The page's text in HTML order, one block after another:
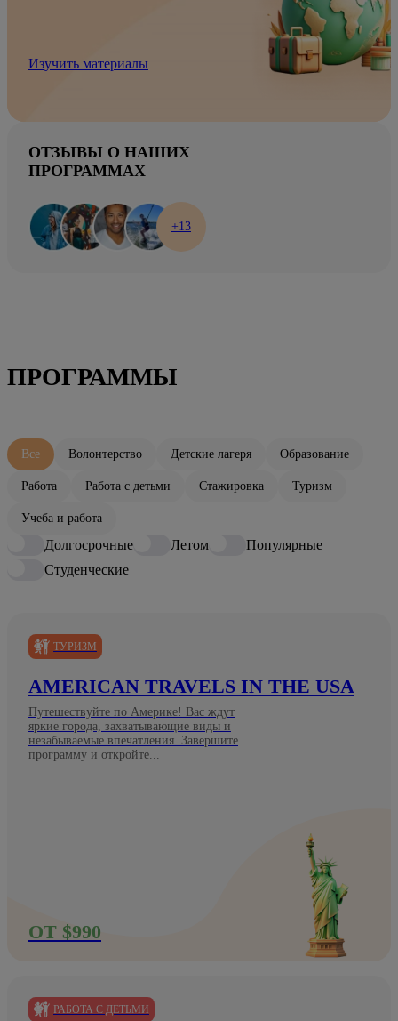
Изучить материалы
ОТЗЫВЫ О НАШИХ
ПРОГРАММАХ
+13
ПРОГРАММЫ
Все Волонтерство Детские лагеря Образование
Работа Работа с детьми Стажировка Туризм
Учеба и работа
Долгосрочные Летом
Популярные
Студенческие
ТУРИЗМ
AMERICAN TRAVELS IN THE USA
Путешествуйте по Америке! Вас ждут
яркие города, захватывающие виды и
незабываемые впечатления. Завершите
программу и откройте...
ОТ $990
РАБОТА С ДЕТЬМИ